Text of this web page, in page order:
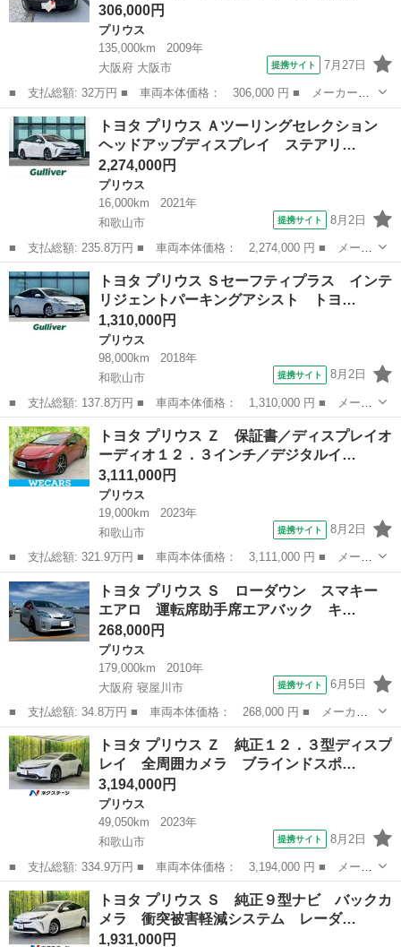
306,000円
プリウス
135,000km
2009年
大阪府 大阪市
提携サイト 7月27日
■ 支払総額: 32万円 ■ 車両本体価格： 306,000 円 ■ メーカー
名： トヨタ ■ 車種名： プリウス ■ グレード名： Ｓ ＬＥＤ
ヘッドライト、スマートキー、バックカメラ、ＥＴＣ搭載。 ■ 排気
量： 1800...
大阪 大阪市 プリウス
トヨタ プリウス Ａツーリングセレクション
ヘッドアップディスプレイ ステアリ…
2,274,000円
プリウス
16,000km
2021年
和歌山市
提携サイト 8月2日
■ 支払総額: 235.8万円 ■ 車両本体価格： 2,274,000 円 ■ メーカ
ー名： トヨタ ■ 車種名： プリウス ■ グレード名： Ａツーリ
ングセレクション ヘッドアップディスプレイ ステアリングスイッ
チ 社外...
和歌山 和歌山市 プリウス
トヨタ プリウス Ｓセーフティプラス インテ
リジェントパーキングアシスト トヨ…
1,310,000円
プリウス
98,000km
2018年
和歌山市
提携サイト 8月2日
■ 支払総額: 137.8万円 ■ 車両本体価格： 1,310,000 円 ■ メーカ
ー名： トヨタ ■ 車種名： プリウス ■ グレード名： Ｓセーフ
ティプラス インテリジェントパーキングアシスト トヨタセーフテ
ィセンス...
和歌山 和歌山市 プリウス
トヨタ プリウス Ｚ 保証書／ディスプレイオ
ーディオ１２．３インチ／デジタルイ…
3,111,000円
プリウス
19,000km
2023年
和歌山市
提携サイト 8月2日
■ 支払総額: 321.9万円 ■ 車両本体価格： 3,111,000 円 ■ メーカ
ー名： トヨタ ■ 車種名： プリウス ■ グレード名： Ｚ 保証
書／ディスプレイオーディオ１２．３インチ／デジタルインナーミラ
ー／トヨ...
和歌山 和歌山市 プリウス
トヨタ プリウス Ｓ ローダウン スマキー
エアロ 運転席助手席エアバック キ…
268,000円
プリウス
179,000km
2010年
大阪府 寝屋川市
提携サイト 6月5日
■ 支払総額: 34.8万円 ■ 車両本体価格： 268,000 円 ■ メーカー
名： トヨタ ■ 車種名： プリウス ■ グレード名： Ｓ ローダ
ウン スマキー エアロ 運転席助手席エアバック キーレスエント
リ バックモ...
大阪 寝屋川市 プリウス
トヨタ プリウス Ｚ 純正１２．３型ディスプ
レイ 全周囲カメラ ブラインドスポ…
3,194,000円
プリウス
49,050km
2023年
和歌山市
提携サイト 8月2日
■ 支払総額: 334.9万円 ■ 車両本体価格： 3,194,000 円 ■ メーカ
ー名： トヨタ ■ 車種名： プリウス ■ グレード名： Ｚ 純正
１２．３型ディスプレイ 全周囲カメラ ブラインドスポットモニタ
ー １０...
和歌山 和歌山市 プリウス
トヨタ プリウス Ｓ 純正９型ナビ バックカ
メラ 衝突被害軽減システム レーダ…
1,931,000円